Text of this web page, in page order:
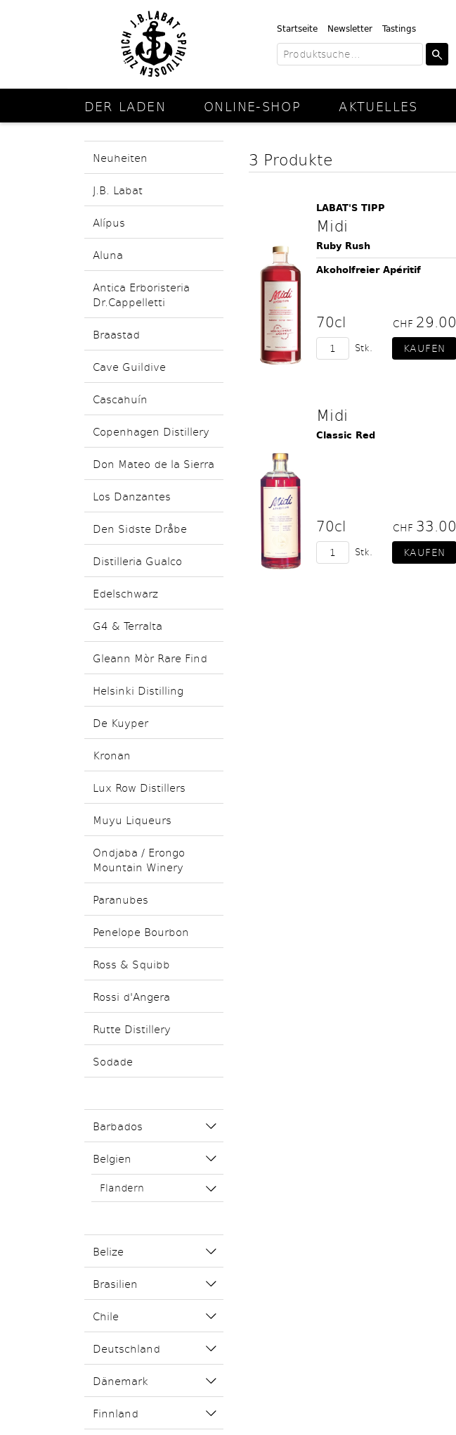
Startseite Newsletter Tastings
DER LADEN ONLINE-SHOP AKTUELLES
Neuheiten
J.B. Labat
Alípus
Aluna
Antica Erboristeria
Dr.Cappelletti
Braastad
Cave Guildive
Cascahuín
Copenhagen Distillery
Don Mateo de la Sierra
Los Danzantes
Den Sidste Dråbe
Distilleria Gualco
Edelschwarz
G4 & Terralta
Gleann Mòr Rare Find
Helsinki Distilling
De Kuyper
Kronan
Lux Row Distillers
Muyu Liqueurs
Ondjaba / Erongo
Mountain Winery
Paranubes
Penelope Bourbon
Ross & Squibb
Rossi d'Angera
Rutte Distillery
Sodade
Barbados
Belgien
Flandern
Belize
Brasilien
Chile
Deutschland
Dänemark
Finnland
3 Produkte
LABAT'S TIPP
Midi
Ruby Rush
Akoholfreier Apéritif
70cl CHF 29.00
Stk.
Midi
Classic Red
70cl CHF 33.00
Stk.